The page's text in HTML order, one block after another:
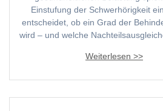
Einstufung der Schwerhörigkeit
entscheidet, ob ein Grad der
wird – und welche